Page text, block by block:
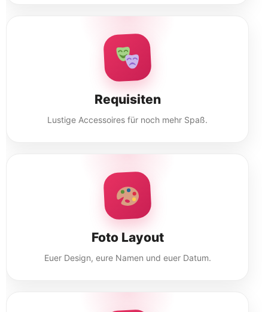
Requisiten
Lustige Accessoires für noch mehr Spaß.
Foto Layout
Euer Design, eure Namen und euer Datum.